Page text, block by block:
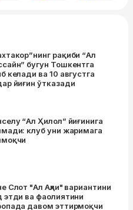
рақиби “Ал
бугун Тошкентга
келади ва 10 августга
йиғин ўтказади
“Ал Ҳилол” йиғинига
клуб уни жаримага
Слот "Ал Аҳли" вариантини
этди ва фаолиятини
давом эттирмоқчи